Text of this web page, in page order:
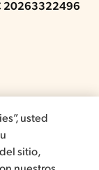
20263322496
Produits Nestlé,
usted
sitio,